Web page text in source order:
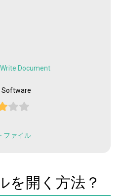
Document
Software
ファイル
を開く方法？